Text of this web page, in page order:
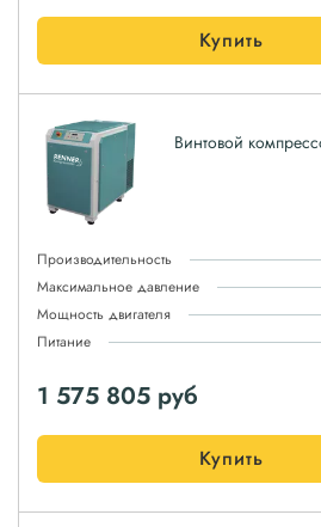
Купить
Винтовой
Производительность
Максимальное давление
Мощность двигателя
Питание
1 575 805 руб
Купить